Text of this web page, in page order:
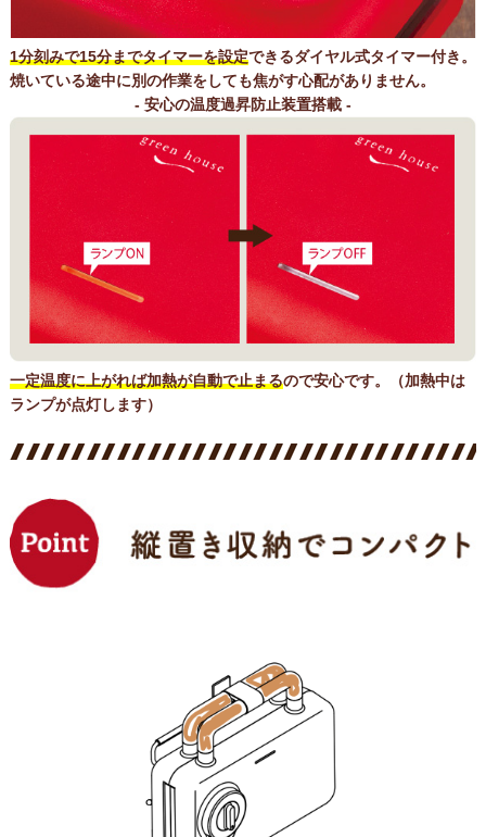
1分刻みで15分までタイマーを設定できるダイヤル式タイマー付き。
焼いている途中に別の作業をしても焦がす心配がありません。
- 安心の温度過昇防止装置搭載 -
一定温度に上がれば加熱が自動で止まるので安心です。
（加熱中は
ランプが点灯します）